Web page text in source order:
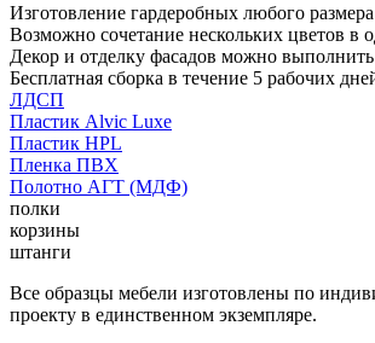
Изготовление гардеробных любого
Возможно сочетание нескольких цветов в
Декор и отделку фасадов можно
Бесплатная сборка в течение 5 рабочих
ЛДСП
Пластик Alvic Luxe
Пластик HPL
Пленка ПВХ
Полотно АГТ (МДФ)
полки
корзины
штанги
Все образцы мебели изготовлены по
проекту в единственном экземпляре.